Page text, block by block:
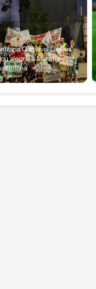
Carnaval Lagoas
alegria à Marcha